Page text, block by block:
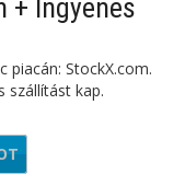
+ Ingyenes
piacán: StockX.com.
szállítást kap.